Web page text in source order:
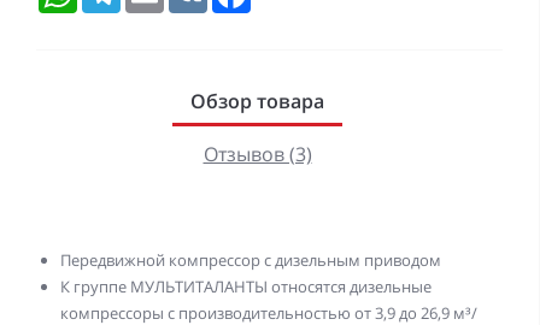
Обзор товара
Отзывов (3)
Передвижной компрессор с дизельным приводом
К группе МУЛЬТИТАЛАНТЫ относятся дизельные
компрессоры с производительностью от 3,9 до 26,9 м³/